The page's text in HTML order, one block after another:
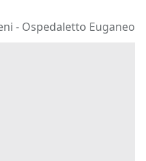
- Ospedaletto Euganeo